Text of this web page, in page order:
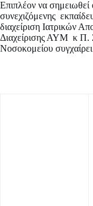
Επιπλέον να
συνεχιζόμενης
διαχείριση Ιατρικών
Διαχείρισης ΑΥΜ κ Π.
Νοσοκομείου συγχαίρει
Η